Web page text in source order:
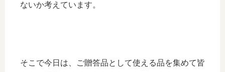
ないか考えています。
そこで今日は、ご贈答品として使える品を集めて皆